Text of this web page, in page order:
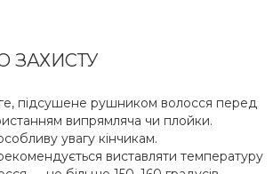
ЗАХИСТУ
підсушене рушником волосся перед
випрямляча чи плойки.
увагу кінчикам.
виставляти температуру